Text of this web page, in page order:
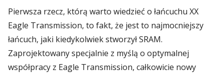
Pierwsza rzecz, którą warto wiedzieć o łańcuchu XX
Eagle Transmission, to fakt, że jest to najmocniejszy
łańcuch, jaki kiedykolwiek stworzył SRAM.
Zaprojektowany specjalnie z myślą o optymalnej
współpracy z Eagle Transmission, całkowicie nowy